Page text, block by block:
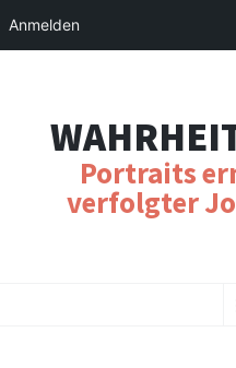
Portraits
verfolgter
Anmelden